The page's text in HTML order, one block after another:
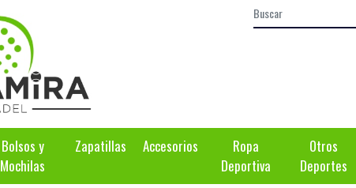
Bolsos y
Mochilas
Zapatillas Accesorios
Ropa
Deportiva
Otros
Deportes